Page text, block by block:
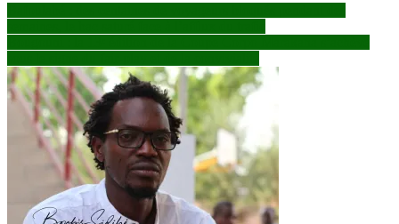
Navigation
de
l’article